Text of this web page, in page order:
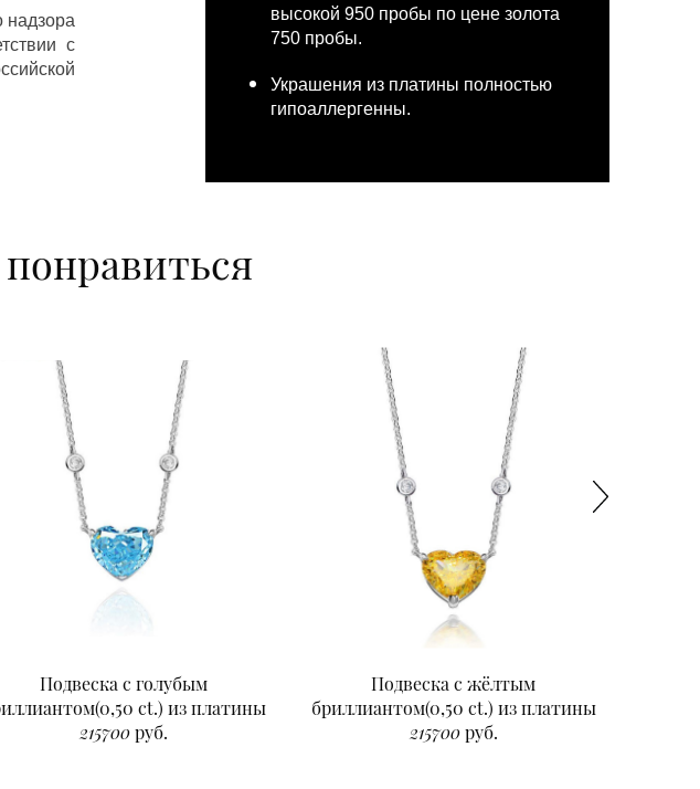
надзора
с
высокой 950 пробы по цене золота
750 пробы.
Украшения из платины полностью
гипоаллергенны.
Подвеска с голубым
ct.) из платины
215700руб.
Подвеска с жёлтым
бриллиантом(0,50 ct.) из платины
215700руб.